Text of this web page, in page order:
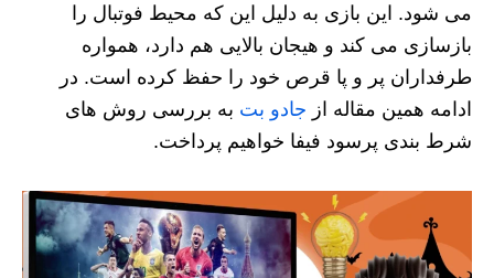
می شود. این بازی به دلیل این که محیط فوتبال را
بازسازی می کند و هیجان بالایی هم دارد، همواره
طرفداران پر و پا قرص خود را حفظ کرده است. در
ادامه همین مقاله از جادو بت به بررسی روش های
شرط بندی پرسود فیفا خواهیم پرداخت.